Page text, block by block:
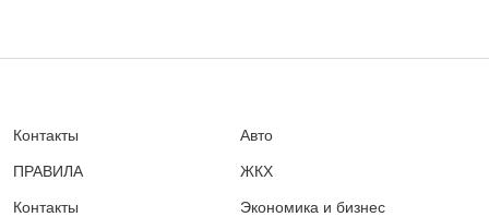
Контакты
ПРАВИЛА
Контакты
Авто
ЖКХ
Экономика и бизнес